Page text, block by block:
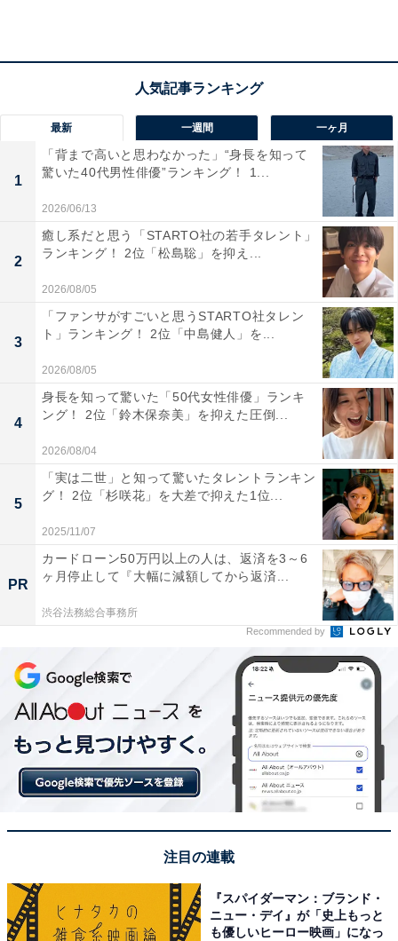
同率1位：平野紫耀
A post shared by 平野紫耀/Sho Hirano (@sho_h_desyo)
同率1位は、元King & Princeの平野紫耀さん。2018年放
送のドラマ『花のち晴れ〜花男 Next Season〜』（TBS
系）では、学園のリーダー的存在の神楽木晴を演じ、話
最新 一週間 一ヶ月
1
「背まで高いと思わなかった」“身長を知って
驚いた40代男性俳優”ランキング！ 1...
2026/06/13
2
癒し系だと思う「STARTO社の若手タレント」
ランキング！ 2位「松島聡」を抑え...
2026/08/05
3
「ファンサがすごいと思うSTARTO社タレン
ト」ランキング！ 2位「中島健人」を...
2026/08/05
4
身長を知って驚いた「50代女性俳優」ランキ
ング！ 2位「鈴木保奈美」を抑えた圧倒...
2026/08/04
5
「実は二世」と知って驚いたタレントランキン
グ！ 2位「杉咲花」を大差で抑えた1位...
2025/11/07
PR
カードローン50万円以上の人は、返済を3～6
ヶ月停止して『大幅に減額してから返済...
渋谷法務総合事務所
Recommended by
注目の連載
『スパイダーマン：ブランド・
ニュー・デイ』が「史上もっと
も優しいヒーロー映画」になっ